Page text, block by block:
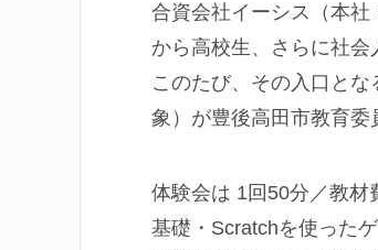
合資会社イーシス（本
から高校生、さらに社会
このたび、その入口と
象）が豊後高田市教育委
体験会は 1回50分／教材
基礎・Scratchを使った